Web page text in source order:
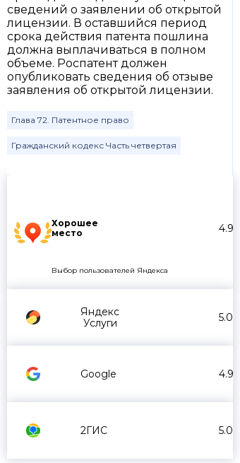
Хорошее
место
4.9
Выбор пользователей Яндекса
Яндекс
Услуги
5.0
Google 4.9
2ГИС 5.0
сведений о заявлении об открытой
лицензии. В оставшийся период
срока действия патента пошлина
должна выплачиваться в полном
объеме. Роспатент должен
опубликовать сведения об отзыве
заявления об открытой лицензии.
Глава 72. Патентное право
Гражданский кодекс Часть четвертая